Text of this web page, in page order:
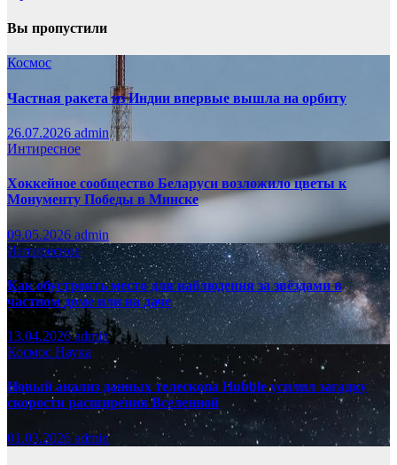
Вы пропустили
Космос
Частная ракета из Индии впервые вышла на орбиту
26.07.2026 admin
Интиресное
Хоккейное сообщество Беларуси возложило цветы к
Монументу Победы в Минске
09.05.2026 admin
Интиресное
Как обустроить место для наблюдения за звёздами в
частном доме или на даче
13.04.2026admin
Космос Наука
Новый анализ данных телескопа Hubble усилил загадку
скорости расширения Вселенной
01.03.2026admin